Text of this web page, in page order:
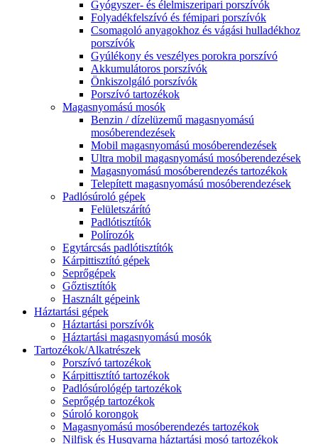
Gyógyszer- és élelmiszeripari porszívók
Folyadékfelszívó és fémipari porszívók
Csomagoló anyagokhoz és vágási hulladékhoz
porszívók
Gyúlékony és veszélyes porokra porszívó
Akkumulátoros porszívók
Önkiszolgáló porszívók
Porszívó tartozékok
Magasnyomású mosók
Benzin / dízelüzemű magasnyomású
mosóberendezések
Mobil magasnyomású mosóberendezések
Ultra mobil magasnyomású mosóberendezések
Magasnyomású mosóberendezés tartozékok
Telepített magasnyomású mosóberendezések
Padlósúroló gépek
Felületszárító
Padlótisztítók
Polírozók
Egytárcsás padlótisztítók
Kárpittisztító gépek
Seprőgépek
Gőztisztítók
Használt gépeink
Háztartási gépek
Háztartási porszívók
Háztartási magasnyomású mosók
Tartozékok/Alkatrészek
Porszívó tartozékok
Kárpittisztító tartozékok
Padlósúrológép tartozékok
Seprőgép tartozékok
Súroló korongok
Magasnyomású mosóberendezés tartozékok
Nilfisk és Husqvarna háztartási mosó tartozékok